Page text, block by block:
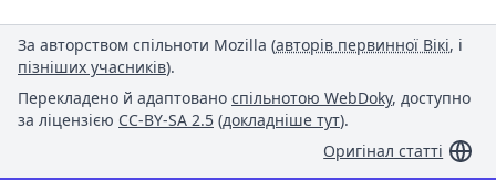
За авторством спільноти Mozilla (авторів первинної Вікі, і
пізніших учасників).
Перекладено й адаптовано спільнотою WebDoky, доступно
за ліцензією CC-BY-SA 2.5 (докладніше тут).
Оригінал статті